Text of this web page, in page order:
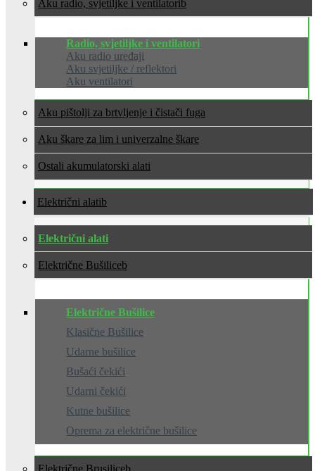
Aku radio, svjetiljke i ventilatori
Radio, svjetiljke i ventilatori
Aku radio uređaji
Aku svjetiljke / reflektori
Aku ventilatori
Aku pištolji za brtvljenje i čistači fuga
Aku škare za lim i univerzalne škare
Ostali akumulatorski alati
Električni alati
Električni alati
Električne Bušilice
Električne Bušilice
Klasične Bušilice
Udarne bušilice
Bušaći čekići
Udarni čekići
Kutne bušilice
Oprema za električne bušilice